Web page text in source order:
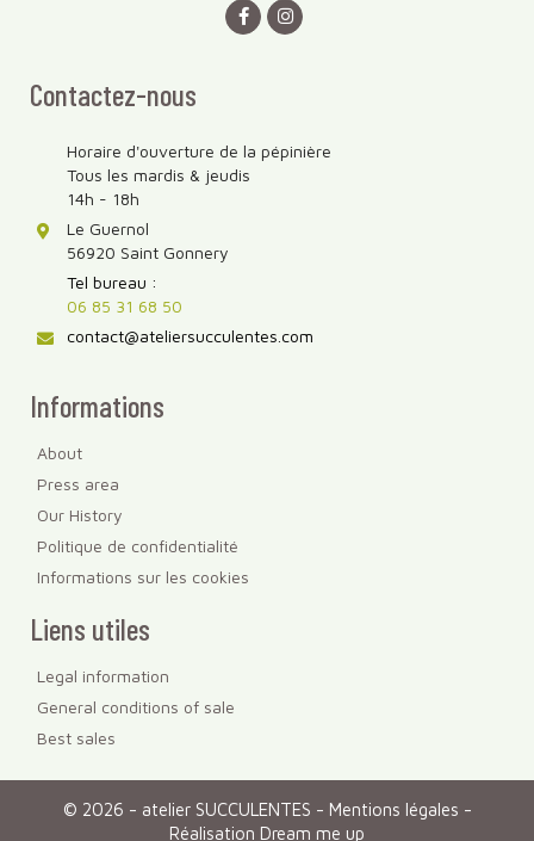
Informations
About
Press area
Our History
Politique de confidentialité
Informations sur les cookies
Liens utiles
Legal information
General conditions of sale
Best sales
Contactez-nous
Horaire d'ouverture de la pépinière
Tous les mardis & jeudis
14h - 18h
Le Guernol
56920 Saint Gonnery
Tel bureau :
06 85 31 68 50
contact@ateliersucculentes.com
© 2026 - atelier SUCCULENTES - Mentions légales -
Réalisation Dream me up